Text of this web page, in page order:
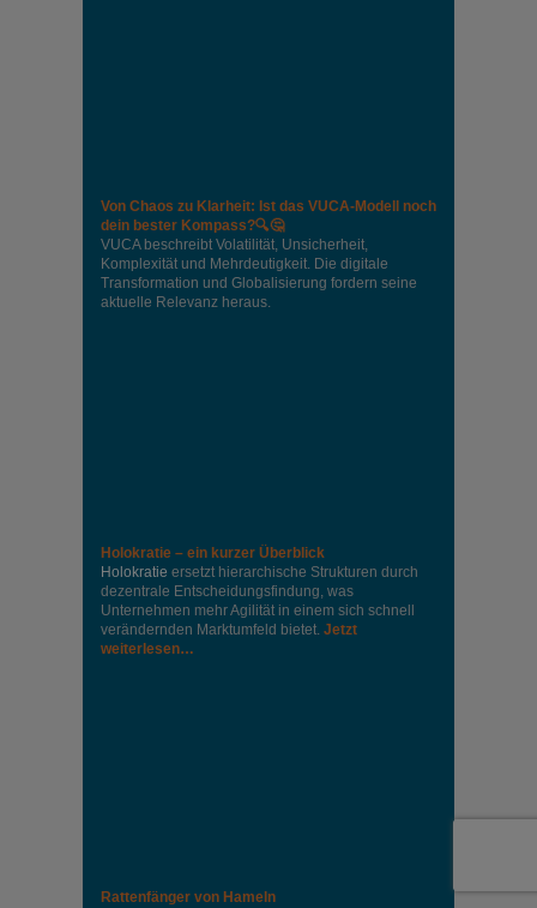
Von Chaos zu Klarheit: Ist das VUCA-Modell noch
dein bester Kompass?🔍🤔
VUCA beschreibt Volatilität, Unsicherheit,
Komplexität und Mehrdeutigkeit. Die digitale
Transformation und Globalisierung fordern seine
aktuelle Relevanz heraus.
Holokratie – ein kurzer Überblick
Holokratie ersetzt hierarchische Strukturen durch
dezentrale Entscheidungsfindung, was
Unternehmen mehr Agilität in einem sich schnell
verändernden Marktumfeld bietet. Jetzt
weiterlesen…
Rattenfänger von Hameln